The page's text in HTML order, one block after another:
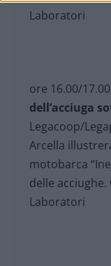
Laboratori
ore
dell’acciuga
Legacoop/
Arcella
motobarca
delle acciughe.
Laboratori